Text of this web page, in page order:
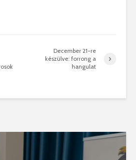
December 21-re
készülve: forrong a
hangulat